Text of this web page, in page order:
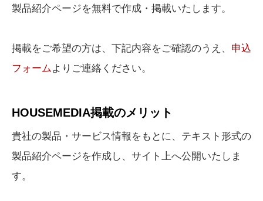
製品紹介ページを無料で作成・掲載いたします。
掲載をご希望の方は、下記内容をご確認のうえ、 申込
フォームよりご連絡ください。
HOUSEMEDIA掲載のメリット
貴社の製品・サービス情報をもとに、テキスト形式の
製品紹介ページを作成し、サイト上へ公開いたしま
す。